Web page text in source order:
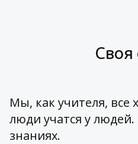
Своя
Мы, как учителя, все
люди учатся у
знаниях.